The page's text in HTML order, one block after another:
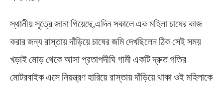
স্থানীয় সূত্রে জানা গিয়েছে,এদিন সকালে এক মহিলা চাষের কাজ
করার জন্য রাস্তায় দাঁড়িয়ে চাষের জমি দেখছিলেন ঠিক সেই সময়
খড়াই মোড় থেকে আসা প্রতাপদীঘি গামী একটি দ্রুত গতির
মোটরবাইক এসে নিয়ন্ত্রণ হারিয়ে রাস্তায় দাঁড়িয়ে থাকা ওই মহিলাকে